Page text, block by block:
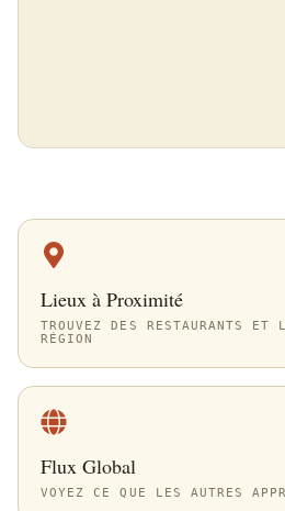
Lieux à Proximité
TROUVEZ DES RESTAURANTS ET
RÉGION
Flux Global
VOYEZ CE QUE LES AUTRES